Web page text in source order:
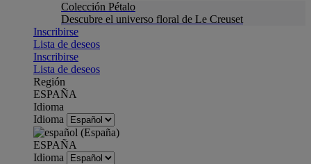
Colección Pétalo
Descubre el universo floral de Le Creuset
Inscribirse
Lista de deseos
Inscribirse
Lista de deseos
Región
ESPAÑA
Idioma
Idioma
ESPAÑA
Idioma